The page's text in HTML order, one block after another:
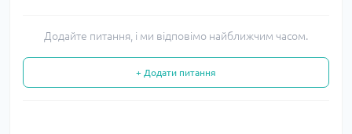
Додайте питання, і ми відповімо найближчим часом.
+ Додати питання